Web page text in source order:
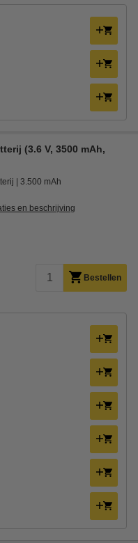
(3.6 V, 3500 mAh,
3.500 mAh
en beschrijving
Bestellen